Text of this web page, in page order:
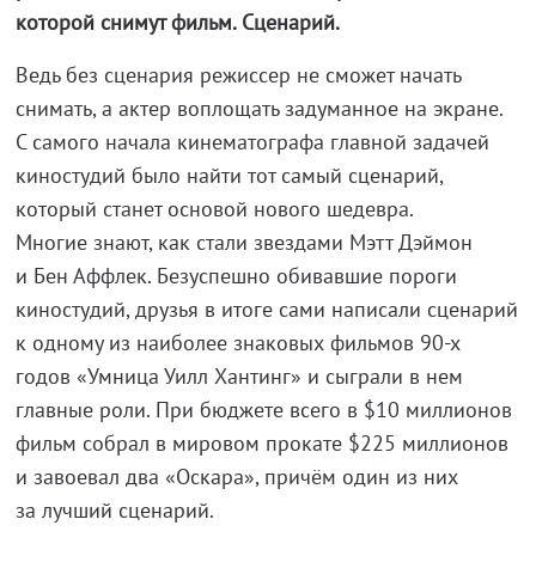
которой снимут фильм. Сценарий.
Ведь без сценария режиссер не сможет начать
снимать, а актер воплощать задуманное на экране.
С самого начала кинематографа главной задачей
киностудий было найти тот самый сценарий,
который станет основой нового шедевра.
Многие знают, как стали звездами Мэтт Дэймон
и Бен Аффлек. Безуспешно обивавшие пороги
киностудий, друзья в итоге сами написали сценарий
к одному из наиболее знаковых фильмов 90-х
годов «Умница Уилл Хантинг» и сыграли в нем
главные роли. При бюджете всего в $10 миллионов
фильм собрал в мировом прокате $225 миллионов
и завоевал два «Оскара», причём один из них
за лучший сценарий.